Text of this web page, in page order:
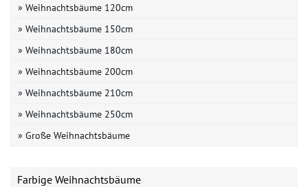
» Weihnachtsbäume 120cm
» Weihnachtsbäume 150cm
» Weihnachtsbäume 180cm
» Weihnachtsbäume 200cm
» Weihnachtsbäume 210cm
» Weihnachtsbäume 250cm
» Große Weihnachtsbäume
Farbige Weihnachtsbäume